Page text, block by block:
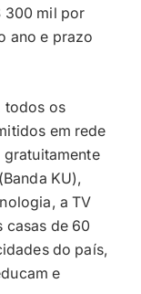
300 mil por
ano e prazo
todos os
em rede
KU),
a TV
casas de 60
do país,
e